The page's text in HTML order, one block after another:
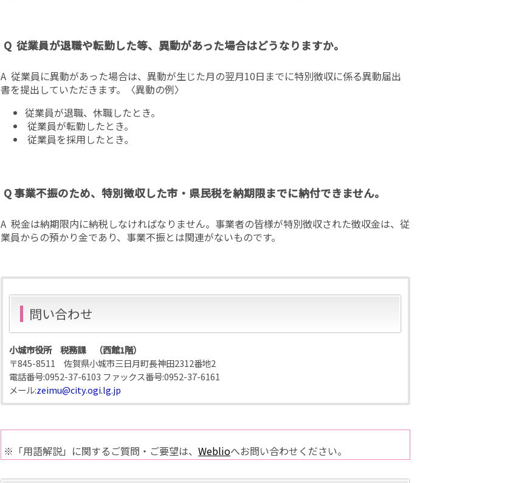
Q 従業員が退職や転勤した等、異動があった場合はどうなりますか。
A 従業員に異動があった場合は、異動が生じた月の翌月10日までに特別徴収に係る異動届出
書を提出していただきます。〈異動の例〉
従業員が退職、休職したとき。
従業員が転勤したとき。
従業員を採用したとき。
Q 事業不振のため、特別徴収した市・県民税を納期限までに納付できません。
A 税金は納期限内に納税しなければなりません。事業者の皆様が特別徴収された徴収金は、従
業員からの預かり金であり、事業不振とは関連がないものです。
問い合わせ
小城市役所 税務課 （西館1階）
〒845-8511 佐賀県小城市三日月町長神田2312番地2
電話番号:0952-37-6103 ファックス番号:0952-37-6161
メール:zeimu@city.ogi.lg.jp
※「用語解説」に関するご質問・ご要望は、 Weblioへお問い合わせください。